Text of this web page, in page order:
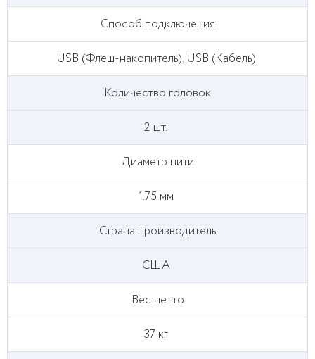
Способ подключения
USB (Флеш-накопитель), USB (Кабель)
Количество головок
2 шт.
Диаметр нити
1.75 мм
Страна производитель
США
Вес нетто
37 кг